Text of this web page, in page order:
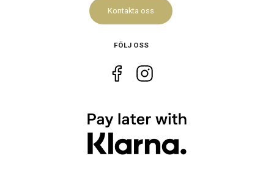
Kontakta oss
FÖLJ OSS